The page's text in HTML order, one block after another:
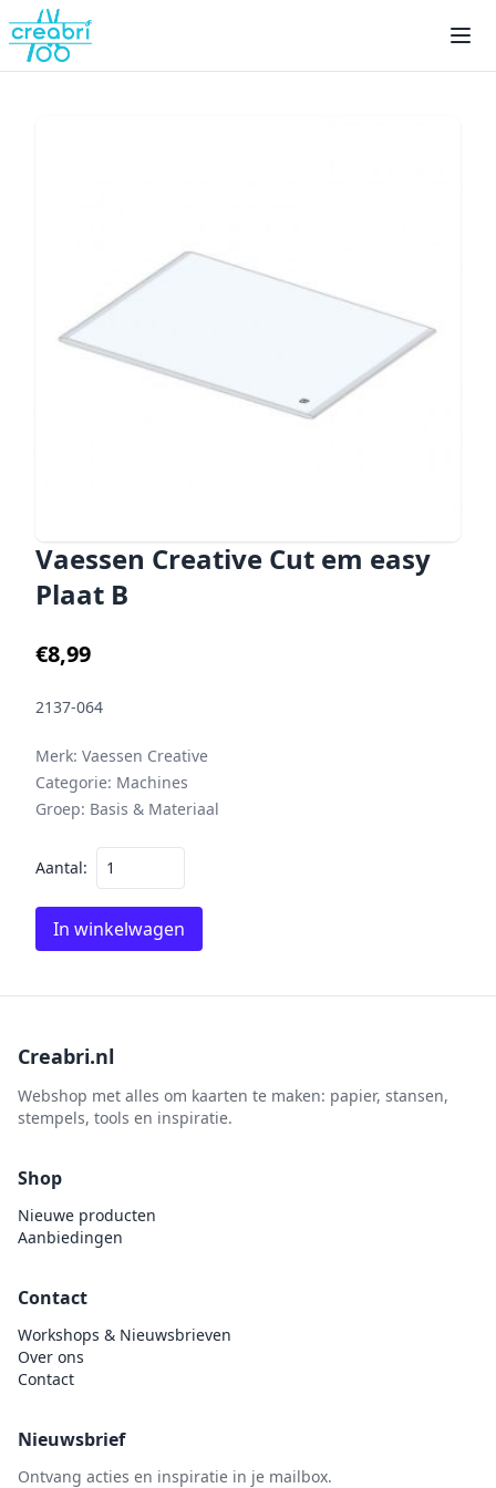
Vaessen Creative Cut em easy
Plaat B
€8,99
2137-064
Merk: Vaessen Creative
Categorie: Machines
Groep: Basis & Materiaal
Aantal:
In winkelwagen
Creabri.nl
Webshop met alles om kaarten te maken: papier, stansen,
stempels, tools en inspiratie.
Shop
Nieuwe producten
Aanbiedingen
Contact
Workshops & Nieuwsbrieven
Over ons
Contact
Nieuwsbrief
Ontvang acties en inspiratie in je mailbox.